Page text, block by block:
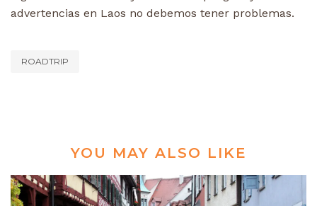
advertencias en Laos no debemos tener problemas.
ROADTRIP
YOU MAY ALSO LIKE